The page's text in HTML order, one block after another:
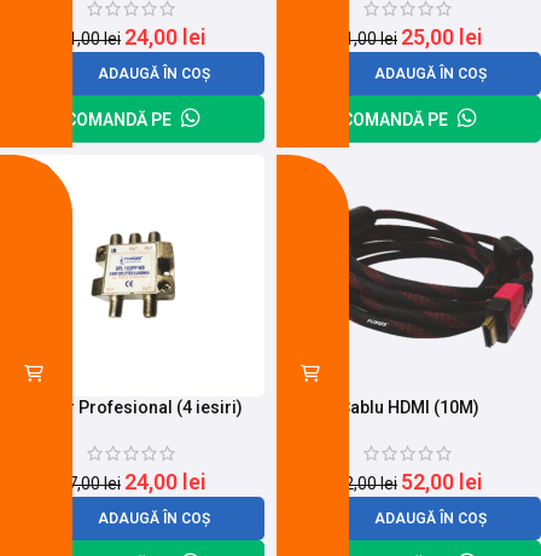
31,00lei 24,00 lei
ADAUGĂ ÎN COȘ
COMANDĂ PE
31,00lei 25,00 lei
ADAUGĂ ÎN COȘ
COMANDĂ PE
Spliter Profesional (4 iesiri)
27,00lei 24,00 lei
ADAUGĂ ÎN COȘ
Cablu HDMI (10M)
72,00lei 52,00 lei
ADAUGĂ ÎN COȘ